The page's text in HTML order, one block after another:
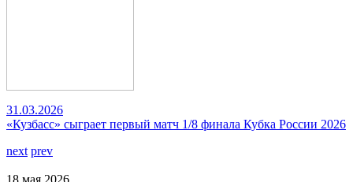
31.03.2026
«Кузбасс» сыграет первый матч 1/8 финала Кубка России 2026
next prev
18 мая 2026